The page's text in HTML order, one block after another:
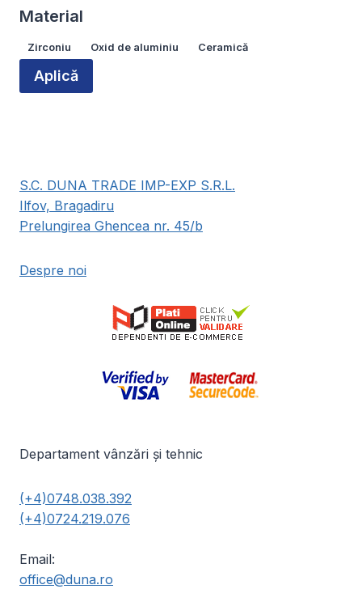
Material
Material
Zirconiu Oxid de aluminiu Ceramică
Aplică
S.C. DUNA TRADE IMP-EXP S.R.L.
Ilfov, Bragadiru
Prelungirea Ghencea nr. 45/b
Despre noi
Departament vânzări și tehnic
(+4)0748.038.392
(+4)0724.219.076
Email:
office@duna.ro